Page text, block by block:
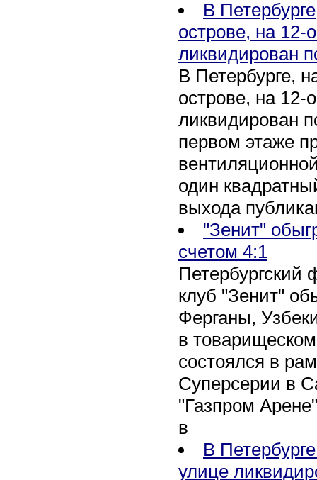
В
острове, на 12-
ликвидирован
В Петербурге,
острове, на 12-
ликвидирован
первом этаже
один
выхода
"Зенит"
счетом 4:1
Петербургский
клуб "Зенит"
Ферганы,
в
состоялся в
Суперсерии в
"Газпром
в
В
улице